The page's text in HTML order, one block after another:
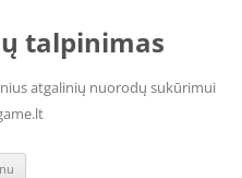
talpinimas
atgalinių nuorodų sukūrimui